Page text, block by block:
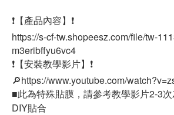
❗【產品內容】❗
https://s-cf-tw.shopeesz.com/file/tw-
m3eribffyu6vc4
❗【安裝教學影片】❗
🔎https://www.youtube.com/
■此為特殊貼膜，請參考教學影片2-3
DIY貼合